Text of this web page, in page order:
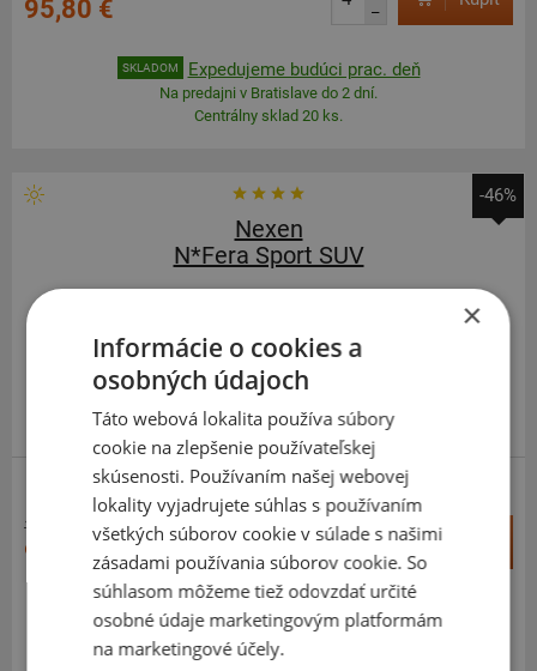
95,80 €
–
SKLADOM Expedujeme budúci prac. deň
Na predajni v Bratislave do 2 dní.
Centrálny sklad 20 ks.
-46%
Nexen
N*Fera Sport SUV
235 65 R17 108V
PRÉMIOVÁ KVALITA
184,50 €
99,30 €
+
–
SKLADOM Expedujeme do 3-8 prac. dní
Na predajni v Bratislave do 3-8 prac. dní.
Centrálny sklad ČR 20 ks.
×
Informácie o cookies a
osobných údajoch
Táto webová lokalita používa súbory
cookie na zlepšenie používateľskej
skúsenosti. Používaním našej webovej
lokality vyjadrujete súhlas s používaním
všetkých súborov cookie v súlade s našimi
zásadami používania súborov cookie. So
súhlasom môžeme tiež odovzdať určité
osobné údaje marketingovým platformám
na marketingové účely.